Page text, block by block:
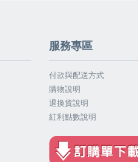
服務專區
付款與配送方式
購物說明
退換貨說明
紅利點數說明